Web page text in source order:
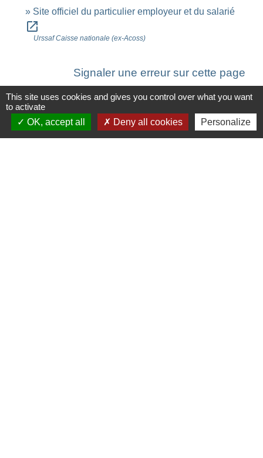
Site officiel du particulier employeur et du salarié
open_in_new
Urssaf Caisse nationale (ex-Acoss)
Signaler une erreur sur cette page
Contacts
This site uses cookies and gives you control over what you want
to activate
OK, accept all
Deny all cookies Personalize